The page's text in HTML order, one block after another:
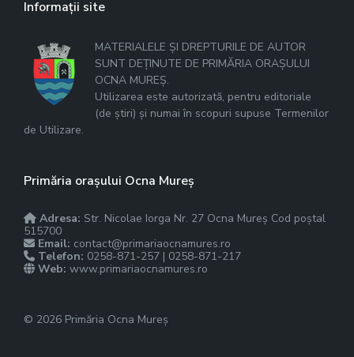
Informații site
MATERIALELE ȘI DREPTURILE DE AUTOR
SUNT DEȚINUTE DE PRIMĂRIA ORAȘULUI
OCNA MUREȘ.
Utilizarea este autorizată, pentru editoriale
(de știri) și numai în scopuri supuse Termenilor
de Utilizare.
Primăria orașului Ocna Mureș
Adresa: Str. Nicolae Iorga Nr. 27 Ocna Mureș Cod poștal
515700
Email: contact@primariaocnamures.ro
Telefon: 0258-871-257 | 0258-871-217
Web: www.primariaocnamures.ro
© 2026 Primăria Ocna Mureș